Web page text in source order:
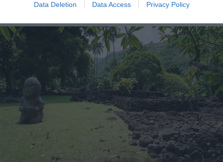
Data Deletion Data Access Privacy Policy
Le Marae ‘Ārahurahu